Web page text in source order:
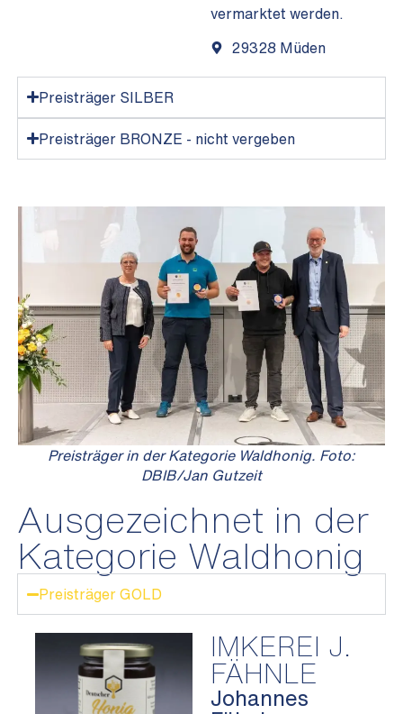
vermarktet werden.
29328 Müden
Preisträger SILBER
Preisträger BRONZE - nicht vergeben
Preisträger in der Kategorie Waldhonig. Foto:
DBIB/Jan Gutzeit
Ausgezeichnet in der
Kategorie Waldhonig
Preisträger GOLD
IMKEREI J.
FÄHNLE
Johannes